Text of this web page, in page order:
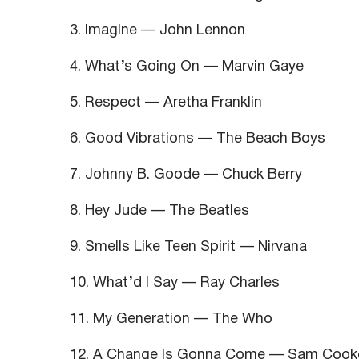
3. Imagine — John Lennon
4. What’s Going On — Marvin Gaye
5. Respect — Aretha Franklin
6. Good Vibrations — The Beach Boys
7. Johnny B. Goode — Chuck Berry
8. Hey Jude — The Beatles
9. Smells Like Teen Spirit — Nirvana
10. What’d I Say — Ray Charles
11. My Generation — The Who
12. A Change Is Gonna Come — Sam